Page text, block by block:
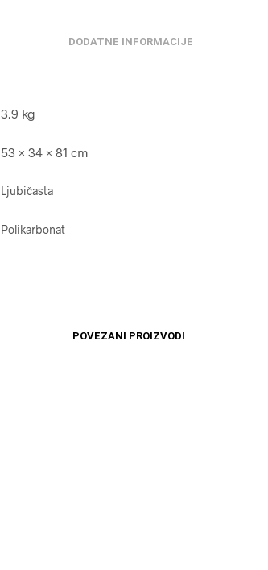
DODATNE INFORMACIJE
3.9 kg
53 × 34 × 81 cm
Ljubičasta
Polikarbonat
POVEZANI PROIZVODI